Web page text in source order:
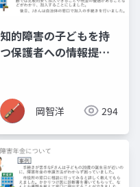
知的障害の子どもを持
つ保護者への情報提供
岡智洋 294